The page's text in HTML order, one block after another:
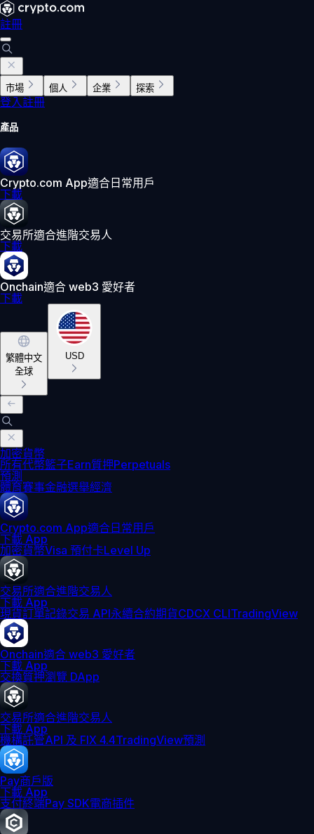
註冊
市場 個人 企業 探索
登入註冊
產品
Crypto.com App適合日常用戶
下載
交易所適合進階交易人
下載
Onchain適合 web3 愛好者
下載
繁體中文
全球
USD
加密貨幣
所有代幣籃子Earn質押Perpetuals
預測
體育賽事金融選舉經濟
Crypto.com App適合日常用戶
下載 App
加密貨幣Visa 預付卡Level Up
交易所適合進階交易人
下載 App
現貨訂單記錄交易 API永續合約期貨CDCX CLITradingView
Onchain適合 web3 愛好者
下載 App
交換質押瀏覽 DApp
交易所適合進階交易人
下載 App
機構託管API 及 FIX 4.4TradingView預測
Pay商戶版
下載 App
支付終端Pay SDK電商插件